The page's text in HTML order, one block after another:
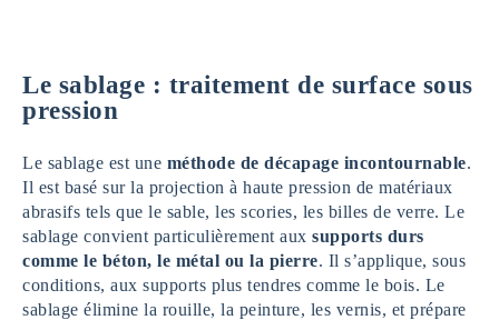
Le sablage : traitement de surface sous
pression
Le sablage est une méthode de décapage incontournable.
Il est basé sur la projection à haute pression de matériaux
abrasifs tels que le sable, les scories, les billes de verre. Le
sablage convient particulièrement aux supports durs
comme le béton, le métal ou la pierre. Il s’applique, sous
conditions, aux supports plus tendres comme le bois. Le
sablage élimine la rouille, la peinture, les vernis, et prépare